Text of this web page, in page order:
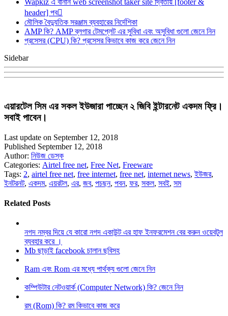
Wapkiz এ বানান web screenshot taker site দ্বিতীয় [footer &
header] পব
মৌলিক বৈদ্যুতিক সরঞ্জাম ব্যবহারের নির্দেশিকা
AMP কি? AMP ব্লগার টেমপ্লেট এর সুবিধা এবং অসুবিধা গুলো জেনে নিন
প্রসেসর (CPU) কি? প্রসেসর কিভাবে কাজ করে জেনে নিন
Sidebar
এয়ারটেল সিম এর সকল ইউজারা পাচ্ছেন ২ জিবি ইন্টারনেট একদম ফ্রি।
সবাই পাবেন।
Last update on September 12, 2018
Published September 12, 2018
Author: নিউজ ডেস্ক
Categories: Airtel free net, Free Net, Freeware
Tags: 2, airtel free net, free internet, free net, internet news,ইউজর,
ইনটরনট, একদম, এয়রটল, এর, জব, পচছন, পবন, ফর, সকল, সবই, সম
Related Posts
নগদ নম্বর দিয়ে যে কারো নগদ একাউন্ট এর হাফ ইনফরমেশন বের করুন ওয়েবটুল
ব্যবহার করে ।
Mb ছাড়াই facebook চালান ছবিসহ
Ram এবং Rom এর মধ্যে পার্থক্য গুলো জেনে নিন
কম্পিউটার নেটওয়ার্ক (Computer Network) কি? জেনে নিন
রম (Rom) কি? রম কিভাবে কাজ করে